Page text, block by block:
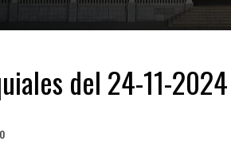
del 24-11-2024